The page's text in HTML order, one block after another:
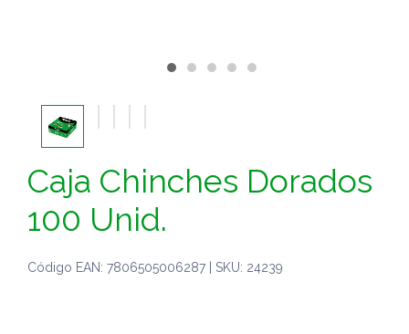
Caja Chinches Dorados
100 Unid.
Código EAN: 7806505006287 | SKU: 24239